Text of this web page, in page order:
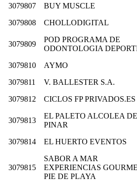
3079807 BUY MUSCLE
3079808
CHOLLODIGITAL
3079809
POD PROGRAMA DE
ODONTOLOGIA
3079810 AYMO
3079811
V. BALLESTER S.A.
3079812
CICLOS FP PRIVADOS.ES
3079813
EL PALETO ALCOLEA
PINAR
3079814 EL HUERTO EVENTOS
3079815
SABOR A MAR
EXPERIENCIAS
PIE DE PLAYA